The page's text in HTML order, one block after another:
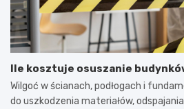
Ile kosztuje osuszanie
Wilgoć w ścianach, podłogach i
do uszkodzenia materiałów,